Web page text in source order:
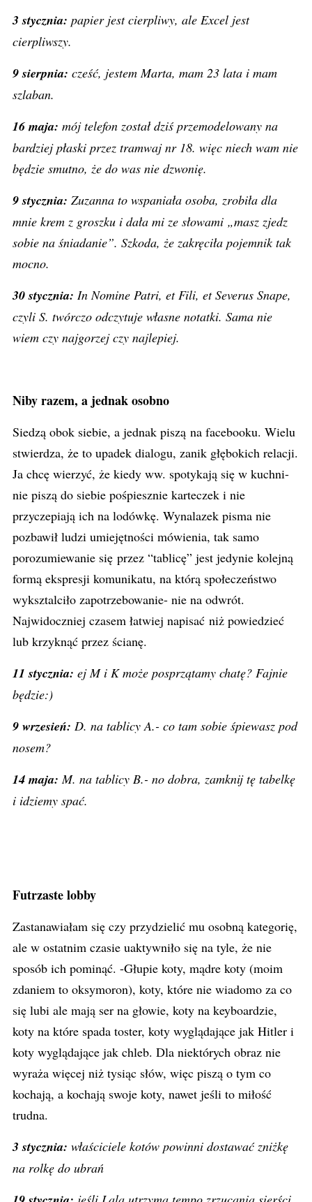
3 stycznia: papier jest cierpliwy, ale Excel jest
cierpliwszy.
9 sierpnia: cześć, jestem Marta, mam 23 lata i mam
szlaban.
16 maja: mój telefon został dziś przemodelowany na
bardziej płaski przez tramwaj nr 18. więc niech wam nie
będzie smutno, że do was nie dzwonię.
9 stycznia: Zuzanna to wspaniała osoba, zrobiła dla
mnie krem z groszku i dała mi ze słowami „masz zjedz
sobie na śniadanie”. Szkoda, że zakręciła pojemnik tak
mocno.
30 stycznia: In Nomine Patri, et Fili, et Severus Snape,
czyli S. twórczo odczytuje własne notatki. Sama nie
wiem czy najgorzej czy najlepiej.
Niby razem, a jednak osobno
Siedzą obok siebie, a jednak piszą na facebooku. Wielu
stwierdza, że to upadek dialogu, zanik głębokich relacji.
Ja chcę wierzyć, że kiedy ww. spotykają się w kuchni-
nie piszą do siebie pośpiesznie karteczek i nie
przyczepiają ich na lodówkę. Wynalazek pisma nie
pozbawił ludzi umiejętności mówienia, tak samo
porozumiewanie się przez “tablicę” jest jedynie kolejną
formą ekspresji komunikatu, na którą społeczeństwo
wyksztalciło zapotrzebowanie- nie na odwrót.
Najwidoczniej czasem łatwiej napisać niż powiedzieć
lub krzyknąć przez ścianę.
11 stycznia: ej M i K może posprzątamy chatę? Fajnie
będzie:)
9 wrzesień: D. na tablicy A.- co tam sobie śpiewasz pod
nosem?
14 maja:M. na tablicy B.- no dobra, zamknij tę tabelkę
i idziemy spać.
Futrzaste lobby
Zastanawiałam się czy przydzielić mu osobną kategorię,
ale w ostatnim czasie uaktywniło się na tyle, że nie
sposób ich pominąć. -Głupie koty, mądre koty (moim
zdaniem to oksymoron), koty, które nie wiadomo za co
się lubi ale mają ser na głowie, koty na keyboardzie,
koty na które spada toster, koty wyglądające jak Hitler i
koty wyglądające jak chleb. Dla niektórych obraz nie
wyraża więcej niż tysiąc słów, więc piszą o tym co
kochają, a kochają swoje koty, nawet jeśli to miłość
trudna.
3 stycznia: właściciele kotów powinni dostawać zniżkę
na rolkę do ubrań